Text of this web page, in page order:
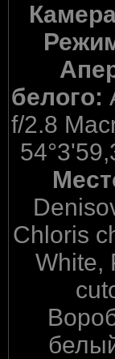
белого:
f/2.8
Chloris
White,